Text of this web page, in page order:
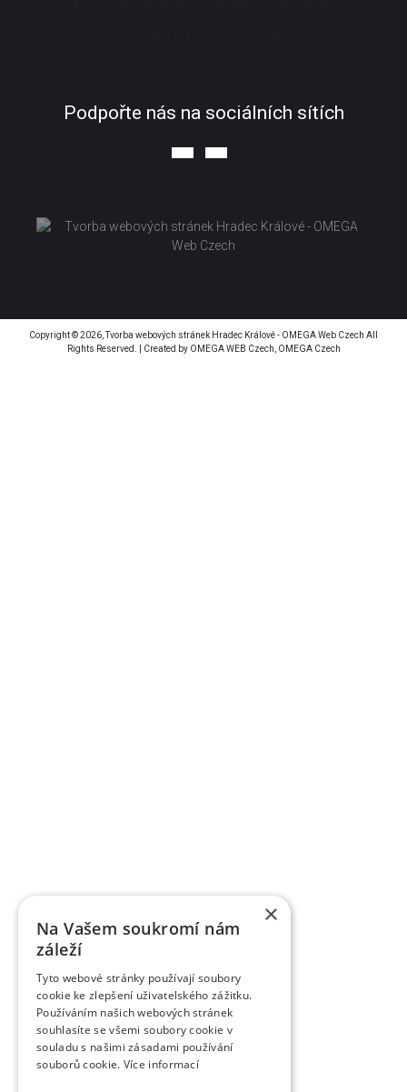
Podpořte nás na sociálních sítích
Copyright © 2026, Tvorba webových stránek Hradec Králové - OMEGA Web Czech All
Rights Reserved. | Created by OMEGA WEB Czech, OMEGA Czech
×
Na Vašem soukromí nám
záleží
Tyto webové stránky používají soubory
cookie ke zlepšení uživatelského zážitku.
Používáním našich webových stránek
souhlasíte se všemi soubory cookie v
souladu s našimi zásadami používání
souborů cookie. Více informací